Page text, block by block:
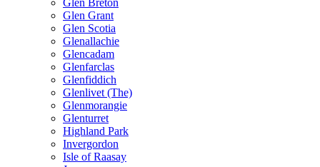
Glen Breton
Glen Grant
Glen Scotia
Glenallachie
Glencadam
Glenfarclas
Glenfiddich
Glenlivet (The)
Glenmorangie
Glenturret
Highland Park
Invergordon
Isle of Raasay